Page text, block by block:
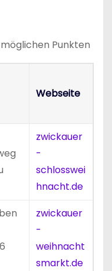
Punkten
Webseite
zwickauer
-
schlosswei
hnacht.de
zwickauer
-
weihnacht
smarkt.de